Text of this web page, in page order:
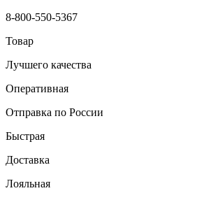
8-800-550-5367
Товар
Лучшего качества
Оперативная
Отправка по России
Быстрая
Доставка
Лояльная